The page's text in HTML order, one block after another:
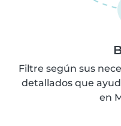
Filtre según sus
detallados que
en